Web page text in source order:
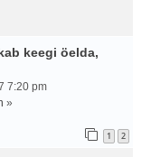
keegi öelda,
7:20 pm
»
1 2